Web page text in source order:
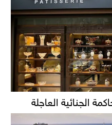
الجنائية العاجلة